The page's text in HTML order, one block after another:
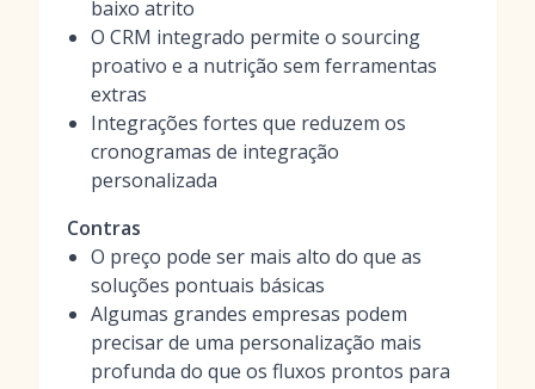
baixo atrito
O CRM integrado permite o sourcing
proativo e a nutrição sem ferramentas
extras
Integrações fortes que reduzem os
cronogramas de integração
personalizada
Contras
O preço pode ser mais alto do que as
soluções pontuais básicas
Algumas grandes empresas podem
precisar de uma personalização mais
profunda do que os fluxos prontos para